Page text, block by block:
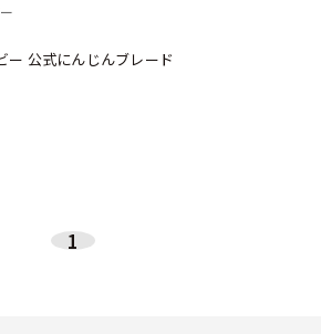
ー 公式にんじんブレード
1